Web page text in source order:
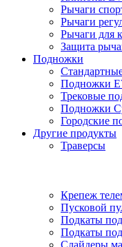
Рычаги
Рычаги
Рычаги для
Защита
Подножки
Подножки
Трековые
Подножки
Городские
Другие продукты
Траверсы
Крепеж
Пусковой
Подкаты
Подкаты
Слайдеры